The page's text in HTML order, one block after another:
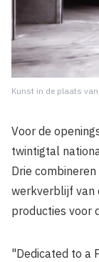
Kunst in de plaats
Voor de
twintigtal
Drie
werkverblijf van
producties voor
"Dedicated to a